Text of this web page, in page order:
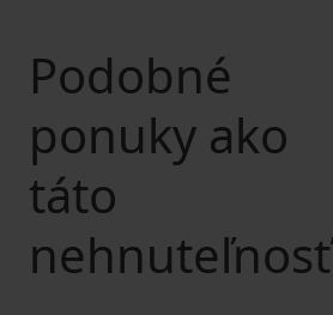
Podobné
ponuky ako
táto
nehnuteľnosť